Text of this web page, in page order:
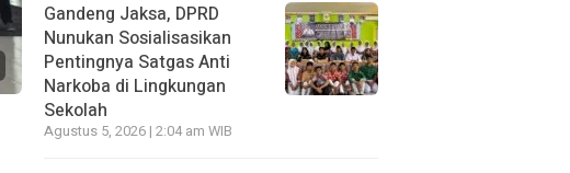
Gandeng Jaksa, DPRD
Nunukan Sosialisasikan
Pentingnya Satgas Anti
Narkoba di Lingkungan
Sekolah
Agustus 5, 2026 | 2:04 am WIB